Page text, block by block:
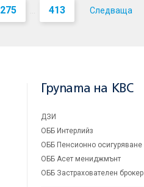
275 ... 413 Следваща
Групата на KBC
ДЗИ
ОББ Интерлийз
ОББ Пенсионно осигуряване
ОББ Асет мениджмънт
ОББ Застрахователен брокер